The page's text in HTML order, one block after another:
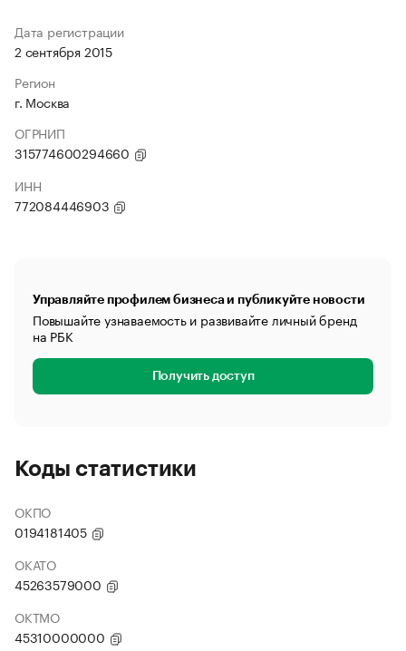
Дата регистрации
2 сентября 2015
Регион
г. Москва
ОГРНИП
315774600294660
ИНН
772084446903
Управляйте профилем бизнеса и публикуйте новости
Повышайте узнаваемость и развивайте личный бренд
на РБК
Получить доступ
Коды статистики
ОКПО
0194181405
ОКАТО
45263579000
ОКТМО
45310000000